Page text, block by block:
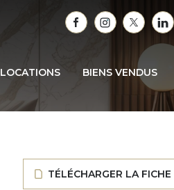
LOCATIONS BIENS VENDUS
TÉLÉCHARGER LA FICHE